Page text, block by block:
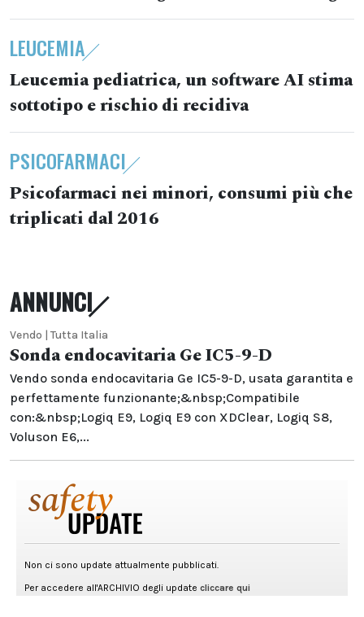
LEUCEMIA
Leucemia pediatrica, un software AI stima
sottotipo e rischio di recidiva
PSICOFARMACI
Psicofarmaci nei minori, consumi più che
triplicati dal 2016
ANNUNCI
Vendo | Tutta Italia
Sonda endocavitaria Ge IC5-9-D
Vendo sonda endocavitaria Ge IC5-9-D, usata garantita e
perfettamente funzionante;&nbsp;Compatibile
con:&nbsp;Logiq E9, Logiq E9 con XDClear, Logiq S8,
Voluson E6,...